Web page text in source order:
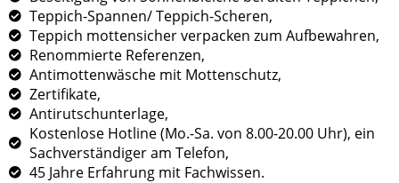
Teppich-Spannen/ Teppich-Scheren,
Teppich mottensicher verpacken zum Aufbewahren,
Renommierte Referenzen,
Antimottenwäsche mit Mottenschutz,
Zertifikate,
Antirutschunterlage,
Kostenlose Hotline (Mo.-Sa. von 8.00-20.00 Uhr), ein
Sachverständiger am Telefon,
45 Jahre Erfahrung mit Fachwissen.